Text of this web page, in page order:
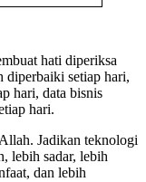
hati diperiksa
diperbaiki setiap hari,
hari, data bisnis
hari.
Jadikan teknologi
lebih sadar, lebih
dan lebih